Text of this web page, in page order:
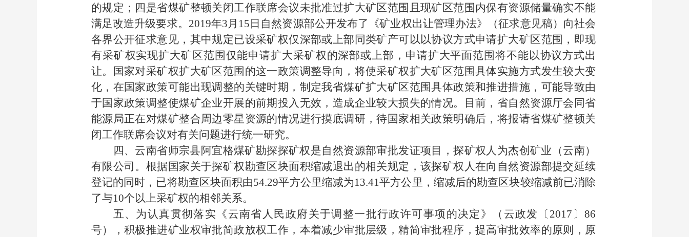
的规定；四是省煤矿整顿关闭工作联席会议未批准过扩大矿区范围且现矿区范围内保有资源储量确实不能
满足改造升级要求。2019年3月15日自然资源部公开发布了《矿业权出让管理办法》（征求意见稿）向社会
各界公开征求意见，其中规定已设采矿权仅深部或上部同类矿产可以以协议方式申请扩大矿区范围，即现
有采矿权实现扩大矿区范围仅能申请扩大采矿权的深部或上部，申请扩大平面范围将不能以协议方式出
让。国家对采矿权扩大矿区范围的这一政策调整导向，将使采矿权扩大矿区范围具体实施方式发生较大变
化，在国家政策可能出现调整的关键时期，制定我省煤矿扩大矿区范围具体政策和推进措施，可能导致由
于国家政策调整使煤矿企业开展的前期投入无效，造成企业较大损失的情况。目前，省自然资源厅会同省
能源局正在对煤矿整合周边零星资源的情况进行摸底调研，待国家相关政策明确后，将报请省煤矿整顿关
闭工作联席会议对有关问题进行统一研究。
四、云南省师宗县阿宜格煤矿勘探探矿权是自然资源部审批发证项目，探矿权人为杰创矿业（云南）
有限公司。根据国家关于探矿权勘查区块面积缩减退出的相关规定，该探矿权人在向自然资源部提交延续
登记的同时，已将勘查区块面积由54.29平方公里缩减为13.41平方公里，缩减后的勘查区块较缩减前已消除
了与10个以上采矿权的相邻关系。
五、为认真贯彻落实《云南省人民政府关于调整一批行政许可事项的决定》（云政发〔2017〕86
号），积极推进矿业权审批简政放权工作，本着减少审批层级，精简审批程序，提高审批效率的原则，原